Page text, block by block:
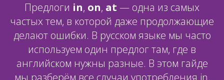
Предлоги in, on, at — одна из самых
частых тем, в которой даже продолжающие
делают ошибки. В русском языке мы часто
используем один предлог там, где в
английском нужны разные. В этом гайде
мы разберём все случаи употребления in,